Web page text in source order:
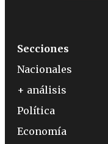
Secciones
Nacionales
+ análisis
Política
Economía